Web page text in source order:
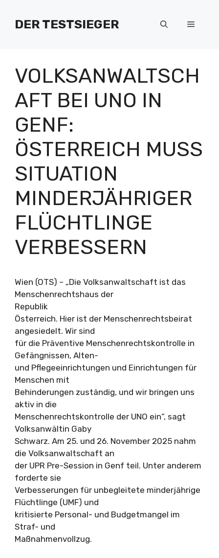
Inhalt
springenDER TESTSIEGER Menü
VOLKSANWALTSCH
AFT BEI UNO IN
GENF:
ÖSTERREICH MUSS
SITUATION
MINDERJÄHRIGER
FLÜCHTLINGE
VERBESSERN
Wien (OTS) – „Die Volksanwaltschaft ist das
Menschenrechtshaus der
Republik
Österreich. Hier ist der Menschenrechtsbeirat
angesiedelt. Wir sind
für die Präventive Menschenrechtskontrolle in
Gefängnissen, Alten-
und Pflegeeinrichtungen und Einrichtungen für
Menschen mit
Behinderungen zuständig, und wir bringen uns
aktiv in die
Menschenrechtskontrolle der UNO ein“, sagt
Volksanwältin Gaby
Schwarz. Am 25. und 26. November 2025 nahm
die Volksanwaltschaft an
der UPR Pre-Session in Genf teil. Unter anderem
forderte sie
Verbesserungen für unbegleitete minderjährige
Flüchtlinge (UMF) und
kritisierte Personal- und Budgetmangel im
Straf- und
Maßnahmenvollzug.